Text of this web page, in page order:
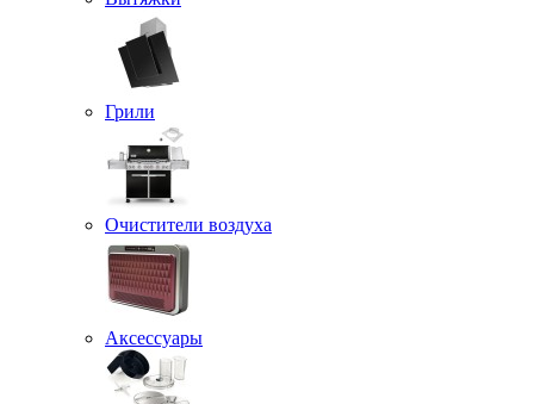
Грили
Очистители воздуха
Аксессуары